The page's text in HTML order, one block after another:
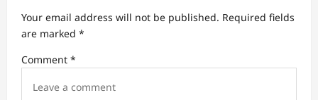
t
i
o
Your email address will not be published. Required fields
are marked *
Comment *